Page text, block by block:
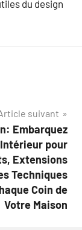
du design
suivant
Embarquez
pour
Extensions
Techniques
Coin de
Votre Maison